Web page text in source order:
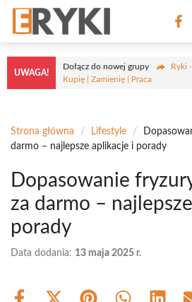
Przejdź
treści
UWAGA!
Dołącz do nowej grupy
Ryki
Kupię | Zamienię | Praca
Strona główna / Lifestyle /
darmo – najlepsze aplikacje i porady
Dopasowanie
za darmo –
porady
Data dodania: 13 maja 2025 r.